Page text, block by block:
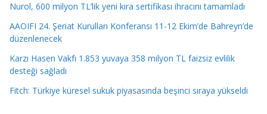
Nurol, 600 milyon TL’lik yeni kira sertifikası ihracını tamamladı
AAOIFI 24. Şeriat Kurulları Konferansı 11-12 Ekim’de Bahreyn’de
düzenlenecek
Karzı Hasen Vakfı 1.853 yuvaya 358 milyon TL faizsiz evlilik
desteği sağladı
Fitch: Türkiye küresel sukuk piyasasında beşinci sıraya yükseldi